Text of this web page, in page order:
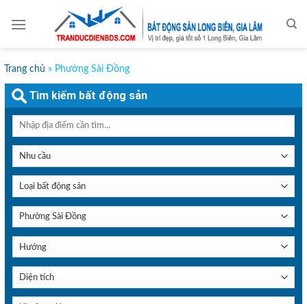
Trang chủ » Phường Sài Đồng
Tìm kiếm bất động sản